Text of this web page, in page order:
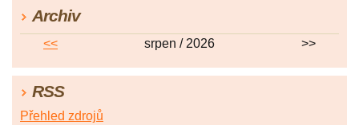
Archiv
<< srpen / 2026 >>
RSS
Přehled zdrojů